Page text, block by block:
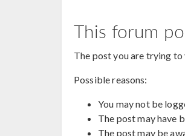
This forum
The post you are trying
Possible reasons:
You may not be
The post may have
The post may be